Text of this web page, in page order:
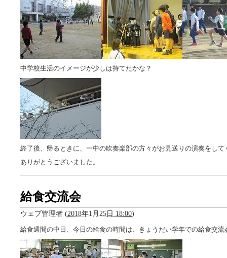
中学校生活のイメージが少しは持てたかな？
終了後、帰るときに、一中の吹奏楽部の方々がお見送りの演奏をして
ありがとうございました。
給食交流会
ウェブ管理者 (2018年1月25日 18:00)
給食週間の中日、今日の給食の時間は、きょうだい学年での給食交流